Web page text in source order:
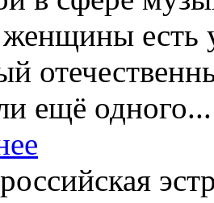
женщины есть
ещё одного...